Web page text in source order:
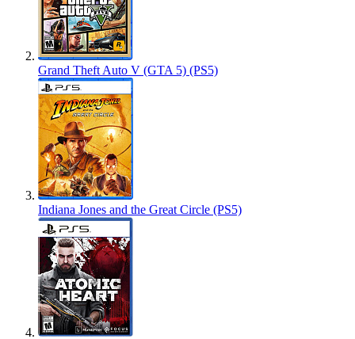
Grand Theft Auto V (GTA 5) (PS5)
Indiana Jones and the Great Circle (PS5)